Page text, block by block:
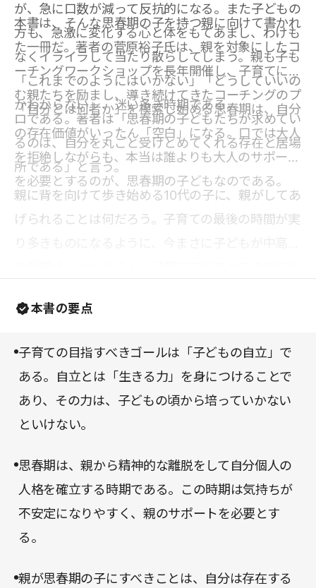
が、急に口数が減って反抗的になる。また子どもの
方も、急激に変化する心と体をもてあまし、わけも
なくイライラして当たり散らしてしまう。親も子も
「これまでのようにはいかない」「どうしていいの
かわからない」、迷い多き時期である。
本書は、そんな思春期の子を持つ親に向けて書かれ
た一冊だ。著者の菅原裕子氏は、親を対象にしたコ
ーチングワークショップを長年開催し、子育てに悩
む親たちを励まし、導き続けてきたコーチングのプ
ロである。著者は「思春期の子どもたちが求めてい
るのは、自分を丸ごと受けとめてくれる存在と居場
所である」と言う。
「自分とは何者か」を模索し始める思春期は、自分
の存在価値がいったん「空白」になる。口では大人
を拒絶しながらも、本当は誰よりも大人のサポート
を必要とするのが、思春期の子どもなのである。
親に背を向けて歩き始める10代の子に、親がしてあ
げられることは何だろう。子育ての最後の時間が実
本書の要点
子育ての目指すべきゴールは「子どもの自立」で
ある。自立とは「生きる力」を身につけることで
あり、その力は、子どもの頃から培っていかない
といけない。
思春期は、親から精神的な離脱をして自分個人の
人格を確立する時期である。この時期は気持ちが
不安定になりやすく、親のサポートを必要とす
る。
親が思春期の子にすべきことは、自分は存在する